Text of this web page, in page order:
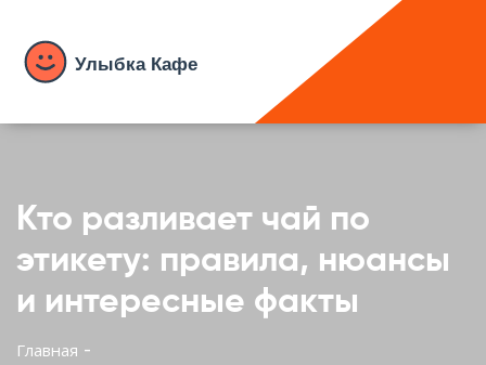
Кто разливает чай по
этикету: правила, нюансы
и интересные факты
Главная